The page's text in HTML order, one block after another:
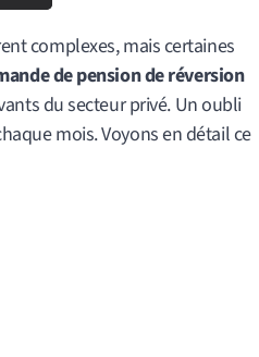
complexes, mais certaines
de pension de réversion
du secteur privé. Un oubli
mois. Voyons en détail ce